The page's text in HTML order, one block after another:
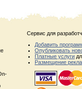
Сервис для
Добавить
Опубликовать
Платные услуги
Размещение